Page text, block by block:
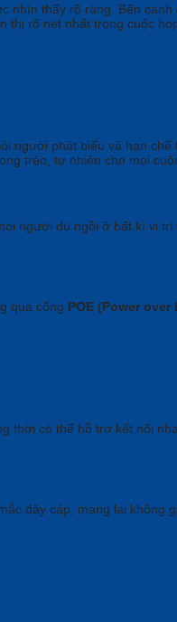
nhìn thấy rõ ràng. Bên cạnh
rõ nét nhất trong cuộc
người phát biểu và hạn chế
trẻo, tự nhiên cho mọi
người dù ngồi ở bất kì vị
qua cổng POE (Power over
thời có thể hỗ trợ kết nối
dây cáp, mang lại không